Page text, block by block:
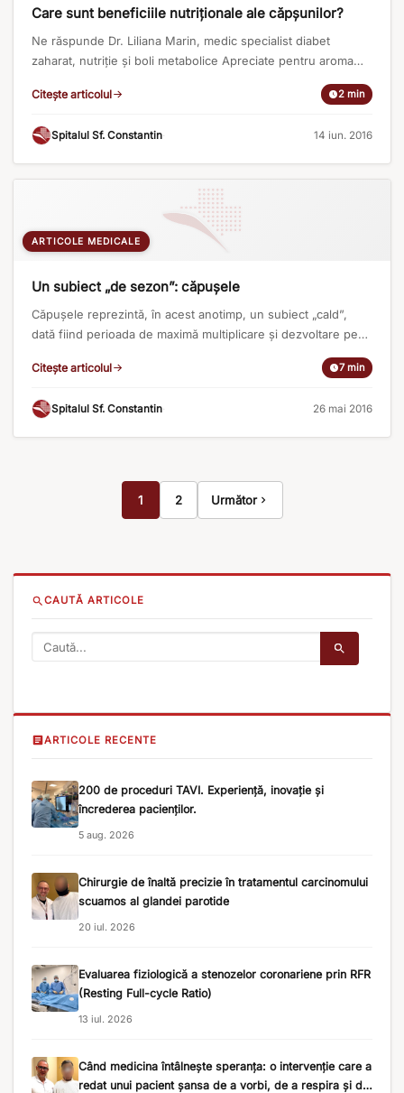
Care sunt beneficiile nutriționale ale căpșunilor?
Ne răspunde Dr. Liliana Marin, medic specialist diabet
zaharat, nutriție și boli metabolice Apreciate pentru aroma
deosebită și gustul dulce, căpșunile sunt prezente din
abundență în această perioadă și trebuie să profităm din plin
aproximativ 7g de carbohidrați și are 33 de kilocalorii.
Căpșunile sunt [...]
Citește articolul 2 min
Spitalul Sf. Constantin· 14 iun. 2016
ARTICOLE MEDICALE
Un subiect „de sezon”: căpușele
Căpușele reprezintă, în acest anotimp, un subiect „cald”,
dată fiind perioada de maximă multiplicare și dezvoltare pe
care o ating, precum și activitățile frecvente ale omului în
natură, ce favorizează contactul cu acest vector. Aflăm mai
risurile la care ne expune o mușcătură de căpușă [...]
Citește articolul 7 min
Spitalul Sf. Constantin· 26 mai 2016
1 2 Următor
CAUTĂ ARTICOLE
ARTICOLE RECENTE
200 de proceduri TAVI. Experiență, inovație și
încrederea pacienților.
5 aug. 2026
Chirurgie de înaltă precizie în tratamentul carcinomului
scuamos al glandei parotide
20 iul. 2026
Evaluarea fiziologică a stenozelor coronariene prin RFR
(Resting Full-cycle Ratio)
13 iul. 2026
Când medicina întâlnește speranța: o intervenție care a
redat unui pacient șansa de a vorbi, de a respira și de